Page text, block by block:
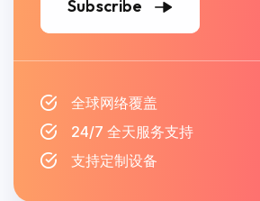
Subscribe
全球网络覆盖
24/7 全天服务支持
支持定制设备